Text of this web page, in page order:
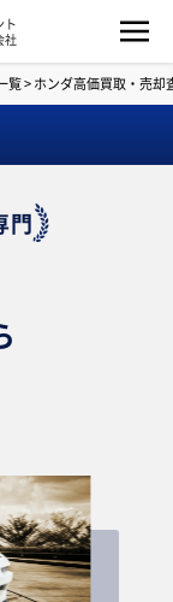
ト
社
覧>ホンダ高価買取・売却
門